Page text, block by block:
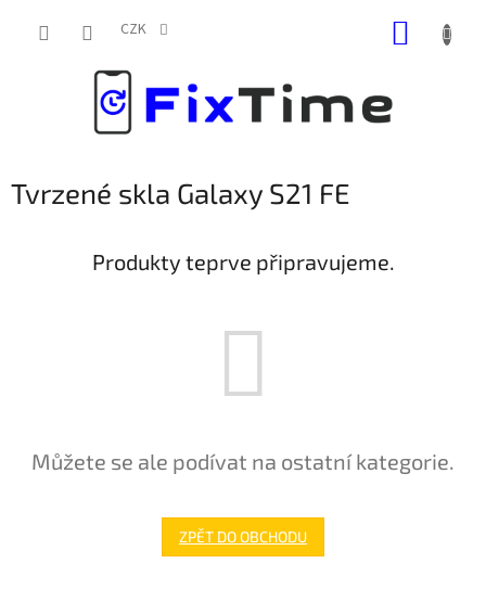
CZK
Tvrzené skla Galaxy S21 FE
Produkty teprve připravujeme.
Můžete se ale podívat na ostatní kategorie.
ZPĚT DO OBCHODU